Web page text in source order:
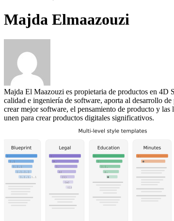
Majda Elmaazouzi
Majda El Maazouzi es propietaria de productos en 4D
calidad e ingeniería de software, aporta al desarrollo
crear mejor software, el pensamiento de producto y
unen para crear productos digitales significativos.